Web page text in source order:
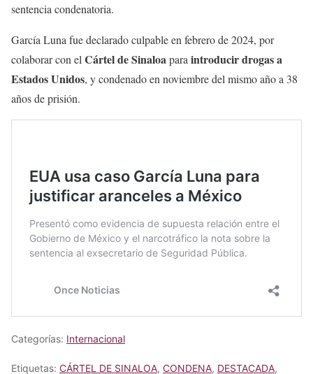
sentencia condenatoria.
García Luna fue declarado culpable en febrero de 2024, por
colaborar con el Cártel de Sinaloapara introducir drogas a
Estados Unidos, y condenado en noviembre del mismo año a 38
años de prisión.
Categorías: Internacional
Etiquetas: CÁRTEL DE SINALOA, CONDENA, DESTACADA,